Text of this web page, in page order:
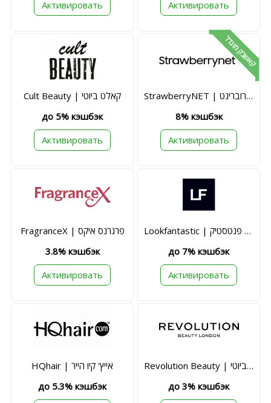
Активировать
Активировать
Cult Beauty | קאלט ביוטי
до 5% кэшбэк
Активировать
קאשבק מוגדל
StrawberryNET | סטרוברינט
8% кэшбэк
Активировать
FragranceX | פרגרנס איקס
3.8% кэшбэк
Активировать
Lookfantastic | לוק פנטסטיק
до 7% кэшбэк
Активировать
HQhair | אייץ' קיו הייר
до 5.3% кэшбэк
Revolution Beauty | רוולושיון ביוטי
до 3% кэшбэк